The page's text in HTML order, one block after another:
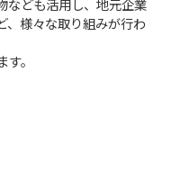
なども活用し、地元企業
、様々な取り組みが行わ
。